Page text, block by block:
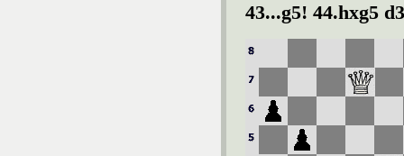
43...g5! 44.hxg5